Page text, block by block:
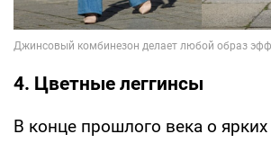
4. Цветные леггинсы
В конце прошлого века о ярких